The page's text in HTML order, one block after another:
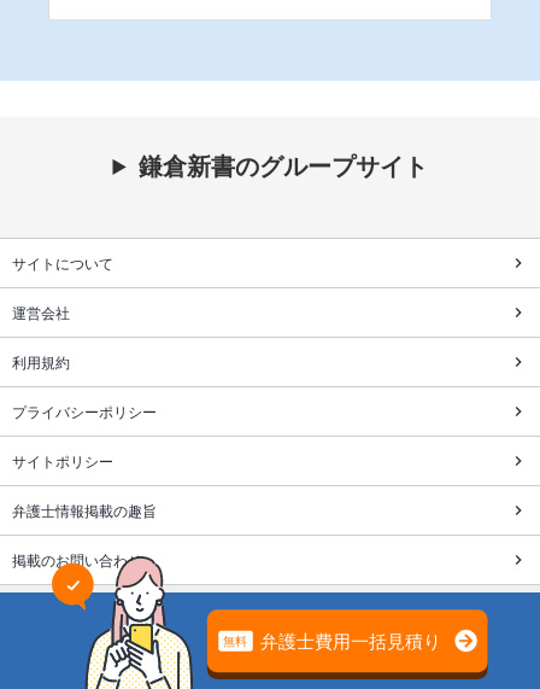
鎌倉新書のグループサイト
サイトについて
運営会社
利用規約
プライバシーポリシー
サイトポリシー
弁護士情報掲載の趣旨
掲載のお問い合わせ
株式会社鎌倉新書は個人情報保護を目的にプライバシーマーク
を取得しています。